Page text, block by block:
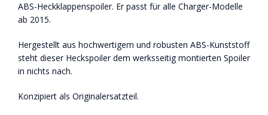
ABS-Heckklappenspoiler. Er passt für alle Charger-Modelle
ab 2015.
Hergestellt aus hochwertigem und robusten ABS-Kunststoff
steht dieser Heckspoiler dem werksseitig montierten Spoiler
in nichts nach.
Konzipiert als Originalersatzteil.